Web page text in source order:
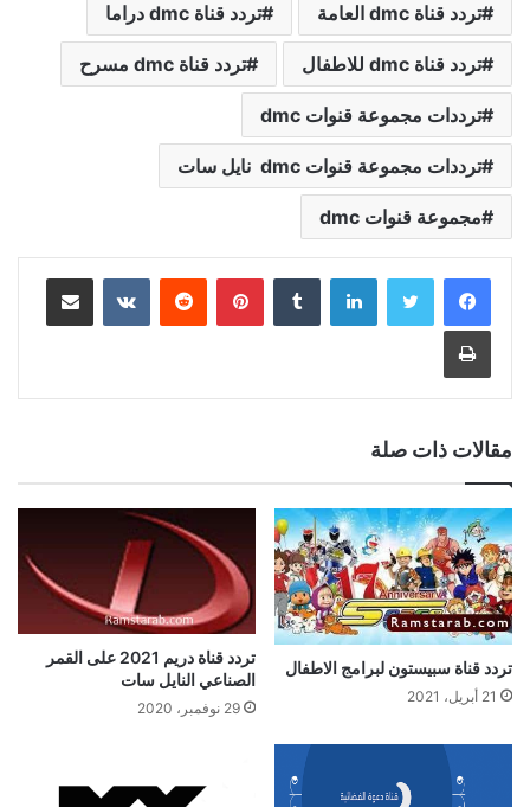
تردد قناة dmc العامة تردد قناة dmc دراما
تردد قناة dmc للاطفال تردد قناة dmc مسرح
ترددات مجموعة قنوات dmc
ترددات مجموعة قنوات dmc نايل سات
مجموعة قنوات dmc
لينكدإن بينتيريست مشاركة عبر البريد
طباعة
مقالات ذات صلة
تردد قناة سبيستون لبرامج الاطفال
21 أبريل، 2021
تردد قناة دريم 2021 على القمر
الصناعي النايل سات
29 نوفمبر، 2020